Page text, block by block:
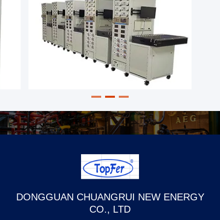
électroniques, de
transformateurs et
d'adaptateurs, ainsi que la
conception et la fabrication
de moules.
DONGGUAN CHUANGRUI NEW ENERGY
CO., LTD